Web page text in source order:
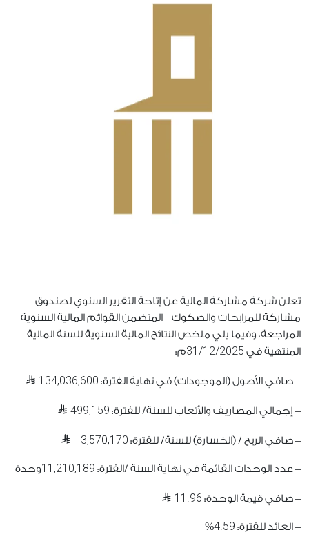
تعلن شركة مشاركة المالية عن إتاحة التقرير السنوي لصندوق
مشاركة للمرابحات والصكوك المتضمن القوائم المالية السنوية
المراجعة، وفيما يلي ملخص النتائج المالية السنوية للسنة المالية
المنتهية في 31/12/2025م:
– صافي الأصول (الموجودات) في نهاية الفترة: 134,036,600
– إجمالي المصاريف والأتعاب للسنة/ للفترة: 499,159
– صافي الربح / (الخسارة) للسنة/ للفترة: 3,570,170
– عدد الوحدات القائمة في نهاية السنة /الفترة: 11,210,189وحدة
– صافي قيمة الوحدة: 11.96
– العائد للفترة: 4.59
%